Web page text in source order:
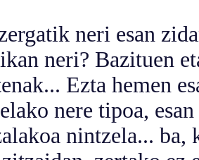
neri esan
neri? Bazituen
Ezta hemen
nere tipoa, esan
nintzela...